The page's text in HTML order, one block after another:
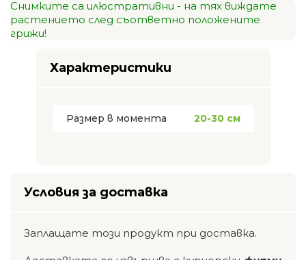
Снимките са илюстративни - на тях виждате
растението след съответно положените
грижи!
Характеристики
Размер в момента 20-30 см
Условия за доставка
Заплащате този продукт при доставка.